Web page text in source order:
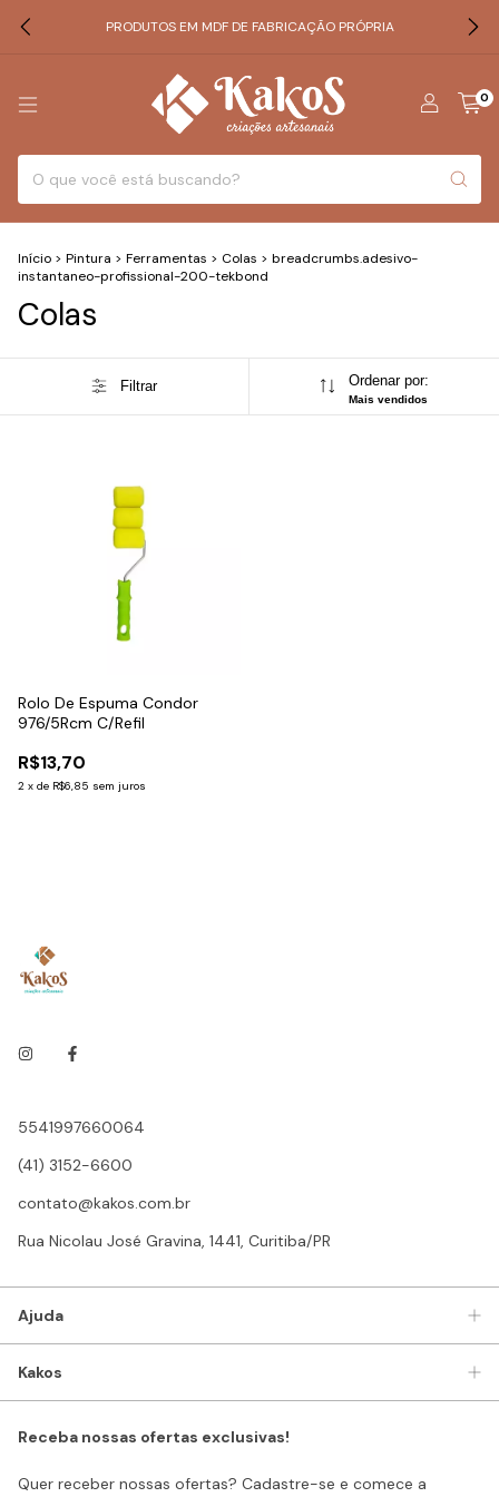
PRODUTOS EM MDF DE FABRICAÇÃO PRÓPRIA
0
Início > Pintura > Ferramentas > Colas > breadcrumbs.adesivo-
instantaneo-profissional-200-tekbond
Colas
Filtrar Ordenar por:
Mais vendidos
Rolo De Espuma Condor
976/5Rcm C/Refil
R$13,70
2 x de R$6,85 sem juros
5541997660064
(41) 3152-6600
contato@kakos.com.br
Rua Nicolau José Gravina, 1441, Curitiba/PR
Ajuda
Kakos
Receba nossas ofertas exclusivas!
Quer receber nossas ofertas? Cadastre-se e comece a